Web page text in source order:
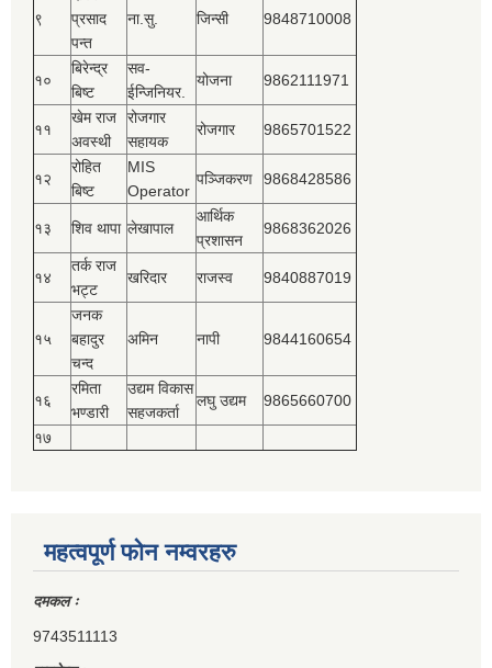
९
प्रसाद
पन्त
ना.सु. जिन्सी 9848710008
१०
बिरेन्द्र
बिष्‍ट
सव-
ईन्जिनियर.
योजना 9862111971
११
खेम राज
अवस्थी
रोजगार
सहायक
रोजगार 9865701522
१२
रोहित
बिष्‍ट
MIS
Operator
पञ्‍जिकरण 9868428586
१३ शिव थापा लेखापाल
आर्थिक
प्रशासन
9868362026
१४
तर्क राज
भट्ट
खरिदार राजस्‍व 9840887019
१५
जनक
बहादुर
चन्द
अमिन नापी 9844160654
१६
रमिता
भण्डारी
उद्यम विकास
सहजकर्ता
लघु उद्यम 9865660700
१७
महत्वपूर्ण फोन नम्वरहरु
दमकल ः
9743511113